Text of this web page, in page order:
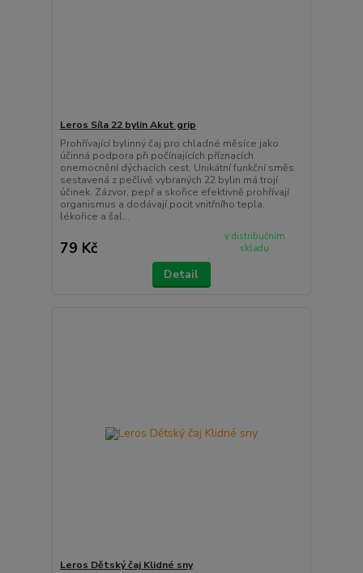
Leros Síla 22 bylin Akut grip
Prohřívající bylinný čaj pro chladné měsíce jako
účinná podpora při počínajících příznacích
onemocnění dýchacích cest. Unikátní funkční směs
sestavená z pečlivě vybraných 22 bylin má trojí
účinek. Zázvor, pepř a skořice efektivně prohřívají
organismus a dodávají pocit vnitřního tepla,
lékořice a šal...
79 Kč
v distribučním
skladu
Detail
Leros Dětský čaj Klidné sny